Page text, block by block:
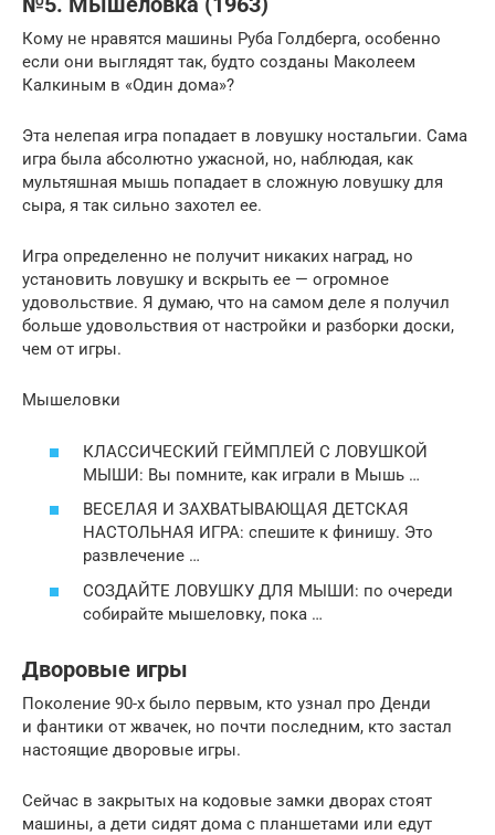
№5. Мышеловка (1963)
Кому не нравятся машины Руба Голдберга, особенно
если они выглядят так, будто созданы Маколеем
Калкиным в «Один дома»?
Эта нелепая игра попадает в ловушку ностальгии. Сама
игра была абсолютно ужасной, но, наблюдая, как
мультяшная мышь попадает в сложную ловушку для
сыра, я так сильно захотел ее.
Игра определенно не получит никаких наград, но
установить ловушку и вскрыть ее — огромное
удовольствие. Я думаю, что на самом деле я получил
больше удовольствия от настройки и разборки доски,
чем от игры.
Мышеловки
КЛАССИЧЕСКИЙ ГЕЙМПЛЕЙ С ЛОВУШКОЙ
МЫШИ: Вы помните, как играли в Мышь …
ВЕСЕЛАЯ И ЗАХВАТЫВАЮЩАЯ ДЕТСКАЯ
НАСТОЛЬНАЯ ИГРА: спешите к финишу. Это
развлечение …
СОЗДАЙТЕ ЛОВУШКУ ДЛЯ МЫШИ: по очереди
собирайте мышеловку, пока …
Дворовые игры
Поколение 90-х было первым, кто узнал про Денди
и фантики от жвачек, но почти последним, кто застал
настоящие дворовые игры.
Сейчас в закрытых на кодовые замки дворах стоят
машины, а дети сидят дома с планшетами или едут